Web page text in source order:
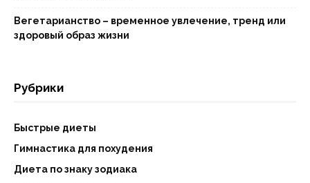
Вегетарианство – временное увлечение, тренд или
здоровый образ жизни
Рубрики
Быстрые диеты
Гимнастика для похудения
Диета по знаку зодиака